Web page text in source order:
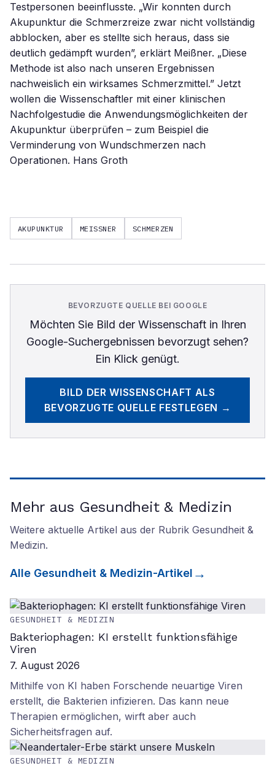
Testpersonen beeinflusste. „Wir konnten durch
Akupunktur die Schmerzreize zwar nicht vollständig
abblocken, aber es stellte sich heraus, dass sie
deutlich gedämpft wurden”, erklärt Meißner. „Diese
Methode ist also nach unseren Ergebnissen
nachweislich ein wirksames Schmerzmittel.” Jetzt
wollen die Wissenschaftler mit einer klinischen
Nachfolgestudie die Anwendungsmöglichkeiten der
Akupunktur überprüfen – zum Beispiel die
Verminderung von Wundschmerzen nach
Operationen. Hans Groth
AKUPUNKTUR MEISSNER SCHMERZEN
BEVORZUGTE QUELLE BEI GOOGLE
Möchten Sie Bild der Wissenschaftin Ihren
Google-Suchergebnissen bevorzugt sehen?
Ein Klick genügt.
BILD DER WISSENSCHAFT ALS
BEVORZUGTE QUELLE FESTLEGEN →
Mehr aus Gesundheit & Medizin
Weitere aktuelle Artikel aus der Rubrik Gesundheit &
Medizin.
Alle Gesundheit & Medizin-Artikel
GESUNDHEIT & MEDIZIN
Bakteriophagen: KI erstellt funktionsfähige
Viren
7. August 2026
Mithilfe von KI haben Forschende neuartige Viren
erstellt, die Bakterien infizieren. Das kann neue
Therapien ermöglichen, wirft aber auch
Sicherheitsfragen auf.
GESUNDHEIT & MEDIZIN